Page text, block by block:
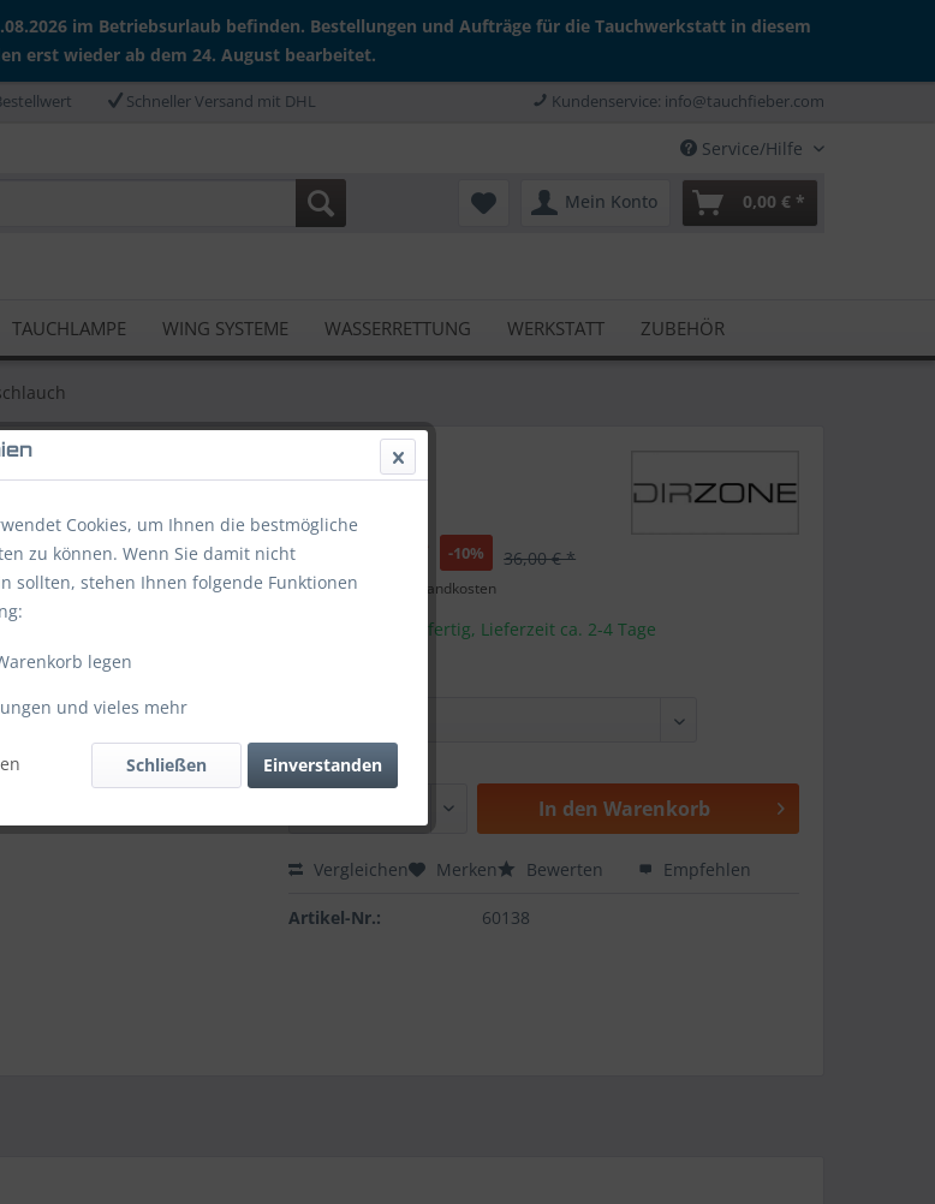
im Betriebsurlaub befinden. Bestellungen und Aufträge für die Tauchwerkstatt in diesem
erst wieder ab dem 24. August bearbeitet.
Schneller Versand mit DHL Kundenservice: info@tauchfieber.com
Service/Hilfe
Mein Konto 0,00 € *
TAUCHLAMPE WING SYSTEME WASSERRETTUNG WERKSTATT ZUBEHÖR
32,40 € * -10% 36,00 € *
inkl. MwSt. zzgl. Versandkosten
Sofort versandfertig, Lieferzeit ca. 2-4 Tage
In den Warenkorb
Vergleichen Merken Bewerten Empfehlen
Artikel-Nr.: 60138
Cookies, um Ihnen die bestmögliche
zu können. Wenn Sie damit nicht
sollten, stehen Ihnen folgende Funktionen
legen
und vieles mehr
Einverstanden
Schließen